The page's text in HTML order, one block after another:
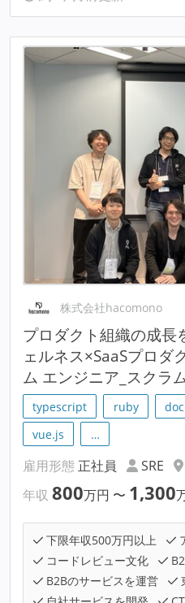
株式会社hacomono
プロダクト組織の成長
ェルネス×SaaSプロダ
ム エンジニア_スクラ
typescript ruby
vue.js
…
雇用形態 正社員 SRE
年収 800万円 〜 1,300
下限年収500万円以上
コードレビュー文化
B2Bのサービスを運営